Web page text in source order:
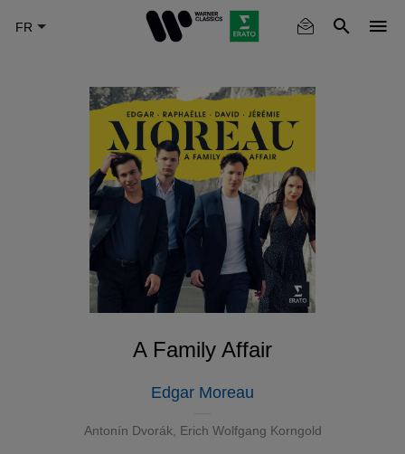
A Family Affair
Edgar Moreau
Antonín Dvorák Erich Wolfgang Korngold